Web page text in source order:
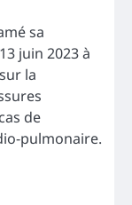
sa
juin 2023 à
la
de
pulmonaire.